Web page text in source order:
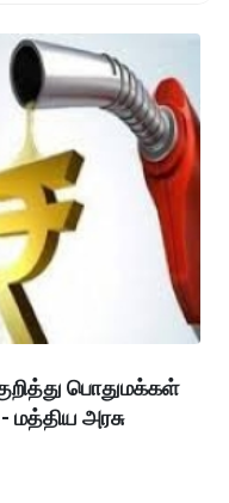
பொதுமக்கள்
அரசு